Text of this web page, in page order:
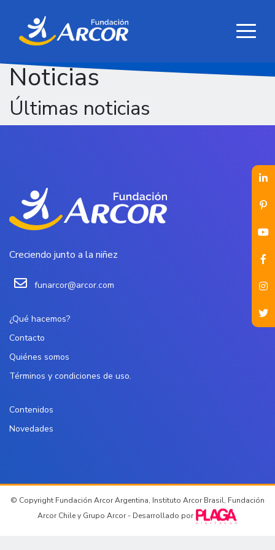
Noticias
Últimas noticias
Creciendo junto a la niñez
funarcor@arcor.com
¿Qué hacemos?
Contacto
Quiénes somos
Términos y condiciones de uso.
Contenidos
Novedades
© Copyright Fundación Arcor Argentina, Instituto Arcor Brasil, Fundación
Arcor Chile y Grupo Arcor - Desarrollado por